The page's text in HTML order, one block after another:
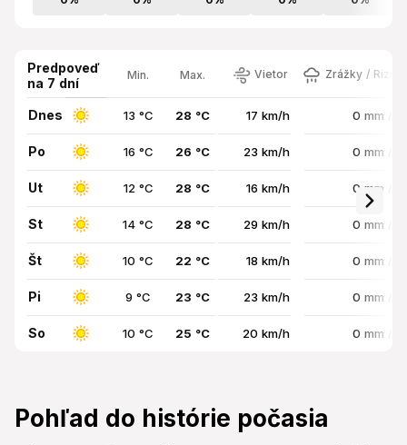
Predpoveď
na 7 dní
Min. Max. Vietor Zrážky /
Dnes 13 °C 28 °C 17 km/h 0 mm /
Po 16 °C 26 °C 23 km/h 0 mm /
Ut 12 °C 28 °C 16 km/h 0 mm /
St 14 °C 28 °C 29 km/h 0 mm /
Št 10 °C 22 °C 18 km/h 0 mm /
Pi 9 °C 23 °C 23 km/h 0 mm /
So 10 °C 25 °C 20 km/h 0 mm /
Pohľad do histórie počasia